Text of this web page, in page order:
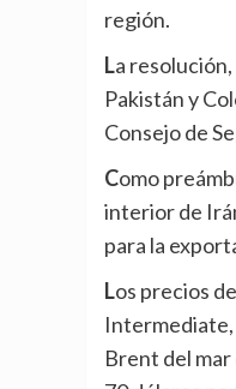
región.
La resolución, presentada por países árabes del Golfo, obtuvo 11 votos a favor, dos abstenciones, las de
Pakistán y
Consejo de
Como preámbulo de la anunciada ofensiva estadounidense, Israel atacó ya algunas vías férreas en el
interior de
para la
Los precios del petróleo crudo continuaban en ascenso en los principales mercados. El West Texas
Intermediate,
Brent del